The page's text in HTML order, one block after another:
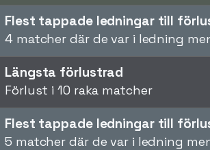
Flest tappade ledningar till
4 matcher där de var i ledning
Längsta förlustrad
Förlust i 10 raka matcher
Flest tappade ledningar till
5 matcher där de var i ledning